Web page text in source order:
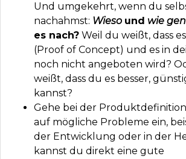
Und umgekehrt, wenn du
nachahmst: Wieso und wie
es nach? Weil du weißt, dass
(Proof of Concept) und es in
noch nicht angeboten wird?
weißt, dass du es besser,
kannst?
Gehe bei der
auf mögliche Probleme ein,
der Entwicklung oder in der
kannst du direkt eine gute